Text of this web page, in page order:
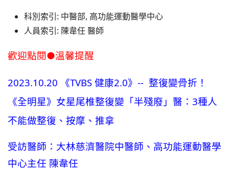
科別索引: 中醫部, 高功能運動醫學中心
人員索引: 陳韋任 醫師
歡迎點閱●溫馨提醒
2023.10.20
《TVBS 健康2.0》-- 整復變骨折！
《全明星》女星尾椎整復變「半殘廢」醫：3種人
不能做整復、按摩、推拿
受訪醫師： 大林慈濟醫院中醫師、高功能運動醫學
中心主任 陳韋任